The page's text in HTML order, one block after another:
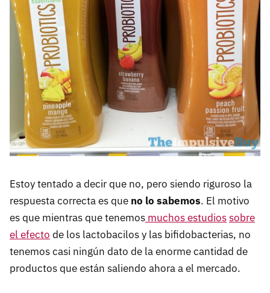
Estoy tentado a decir que no, pero siendo riguroso la
respuesta correcta es que no lo sabemos. El motivo
es que mientras que tenemos muchos estudiossobre
el efecto de los lactobacilos y las bifidobacterias, no
tenemos casi ningún dato de la enorme cantidad de
productos que están saliendo ahora a el mercado.